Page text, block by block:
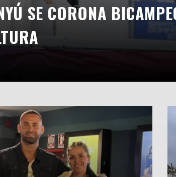
SE CORONA